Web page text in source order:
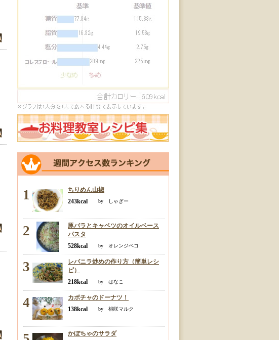
1
ちりめん山椒
243kcal
by しゃぎー
2
豚バラとキャベツのオイルベース
パスタ
528kcal
by オレンジペコ
3
レバニラ炒めの作り方（簡単レシ
ピ）
218kcal
by はなこ
4
カボチャのドーナツ！
138kcal
by 桃咲マルク
かぼちゃのサラダ